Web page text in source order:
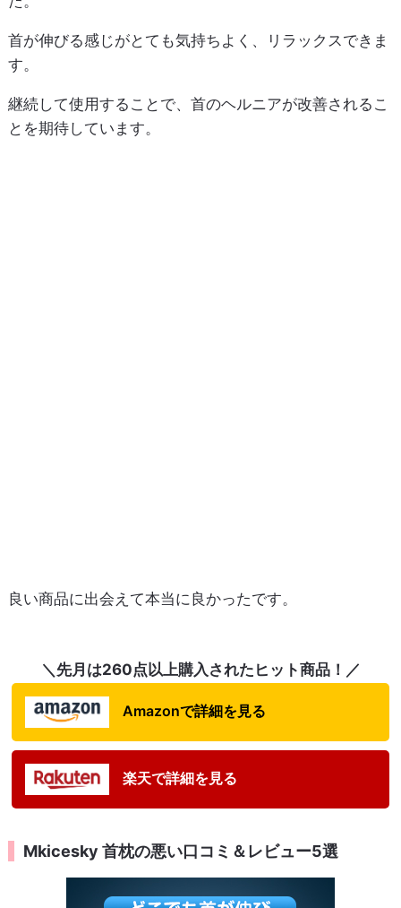
首が伸びる感じがとても気持ちよく、リラックスできま
す。
継続して使用することで、首のヘルニアが改善されるこ
とを期待しています。
良い商品に出会えて本当に良かったです。
＼先月は260点以上購入されたヒット商品！／
Amazonで詳細を見る
楽天で詳細を見る
Mkicesky 首枕の悪い口コミ＆レビュー5選